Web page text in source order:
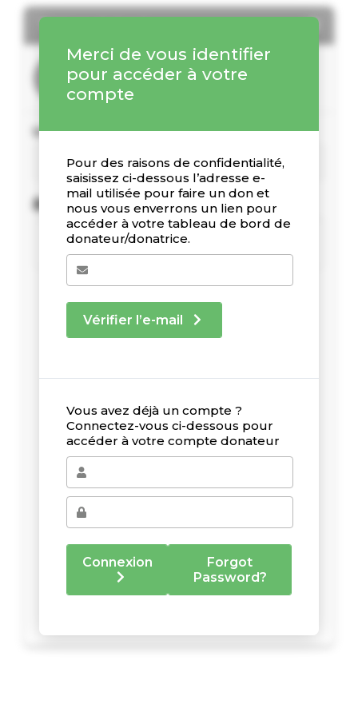
Merci de vous identifier
pour accéder à votre
compte
Pour des raisons de confidentialité,
saisissez ci-dessous l’adresse e-
mail utilisée pour faire un don et
nous vous enverrons un lien pour
accéder à votre tableau de bord de
donateur/donatrice.
Vérifier l’e-mail
Vous avez déjà un compte ?
Connectez-vous ci-dessous pour
accéder à votre compte donateur
Connexion
Forgot
Password?
Tableau de bord
Vos statistiques de dons
Dons récents